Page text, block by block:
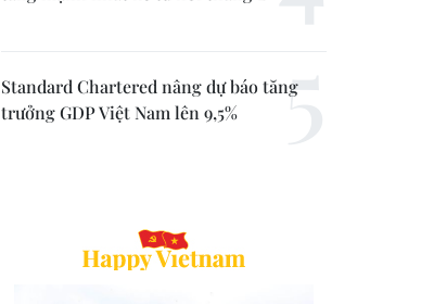
Standard Chartered nâng dự báo tăng
trưởng GDP Việt Nam lên 9,5%